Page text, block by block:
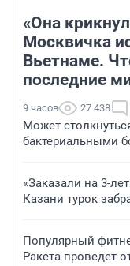
«Она
Москвичка
Вьетнаме.
последние
9 часов 27 438
Может
бактериальными
«Заказали на 3-
Казани турок
Популярный
Ракета проведет